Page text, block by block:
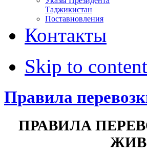
Таджикистан
Поставновления
Контакты
Skip to content
Правила
ПРАВИЛА